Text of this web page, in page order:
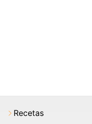
Recetas